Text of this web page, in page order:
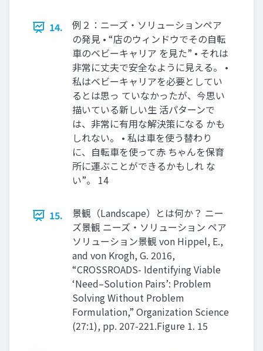
14.
例２：ニーズ・ソリューションペア
の発見 • “店のウィンドウでその自転
車のベビーキャリア を見た” • それは
非常に丈夫で安全なように見える。 •
私はベビーキャリアを必要としてい
るとは思っ ていなかったが、今思い
描いている新しい生 活パターンで
は、非常に有用な解決策になる かも
しれない。 • 私は車を使う替わり
に、自転車を使って赤 ちゃんを保育
所に運ぶことができるかもしれ な
い”。 14
15.
景観（Landscape）とは何か？ ニー
ズ景観 ニーズ・ソリューション ペア
ソリューション景観 von Hippel, E.,
and von Krogh, G. 2016,
“CROSSROADS- Identifying Viable
‘Need–Solution Pairs’: Problem
Solving Without Problem
Formulation,” Organization Science
(27:1), pp. 207-221.Figure 1. 15